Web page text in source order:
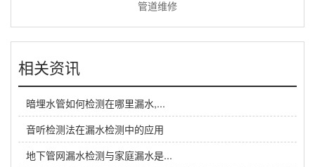
管道维修
相关资讯
暗埋水管如何检测在哪里漏水,...
音听检测法在漏水检测中的应用
地下管网漏水检测与家庭漏水是...